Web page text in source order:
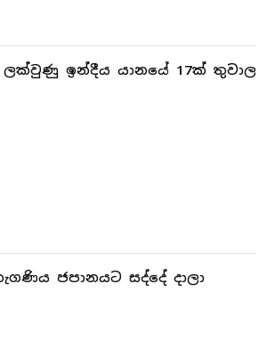
ඉන්දීය යානයේ 17ක් තුවාල
ජපානයට සද්දේ දාලා